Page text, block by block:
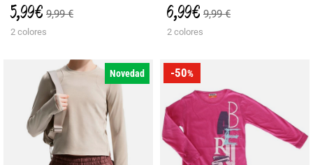
5,99 € 9,99 €
2 colores
6,99 € 9,99 €
2 colores
Novedad -50%